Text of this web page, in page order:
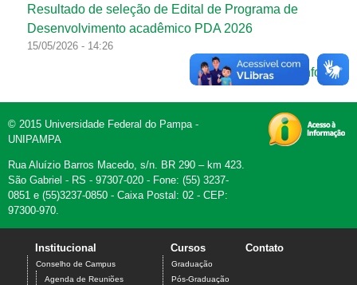
Resultado de seleção de Edital de Programa de
Desenvolvimento acadêmico PDA 2026
15/05/2026 - 14:26
Mais informes
© 2015 Universidade Federal do Pampa -
UNIPAMPA
Rua Aluízio Barros Macedo, s/n. BR 290 – km 423.
São Gabriel - RS - 97307-020 - Fone: (55) 3237-
0851 e (55)3237-0850 - Caixa Postal: 02 - CEP:
97300-970.
Institucional
Conselho de Campus
Agenda de Reuniões
Cursos
Graduação
Pós-Graduação
Contato